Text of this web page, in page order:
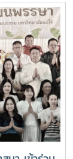
กศึกษาเยี่ยม
าทิ อนุสาวรีย์
รู้ประวัติและ
ทยาลัย คุณค่า
วงบ่าย คณะ
ะสำนักวิจัย
นทร์ จันท
กับการผลิต
นำเยี่ยมชม
รรมทางการ
งไปศึกษา
ง “ร่ม
ลัยแม่โจ้และ
รดูแลสุขภาพ
ละสุขภาพใจ
ถึง มีสุขภาวะ
ริมคุณภาพ
นมหาวิทยาลัย
น.นอกจากนี้
ฝึกปฏิบัติ
ลของ
าได้พัฒนา